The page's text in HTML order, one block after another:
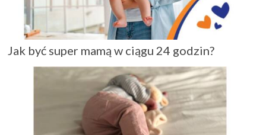
Jak być super mamą w ciągu 24 godzin?